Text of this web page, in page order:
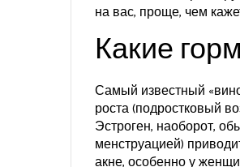
на вас, проще, чем
Какие
Самый известный
роста (подростковый
Эстроген, наоборот,
менструацией)
акне, особенно у